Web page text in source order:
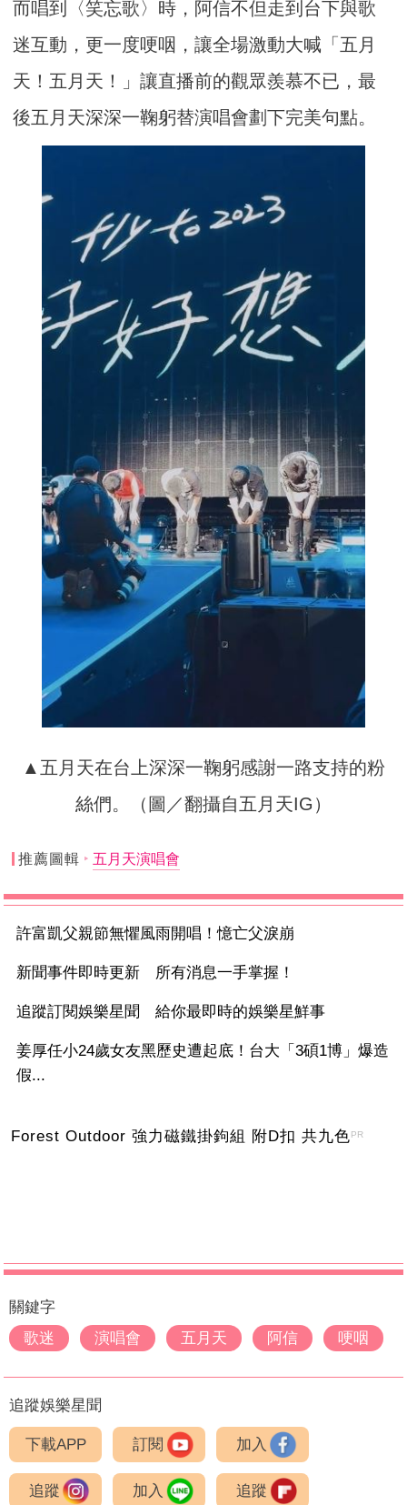
而唱到〈笑忘歌〉時，阿信不但走到台下與歌
迷互動，更一度哽咽，讓全場激動大喊「五月
天！五月天！」讓直播前的觀眾羨慕不已，最
後五月天深深一鞠躬替演唱會劃下完美句點。
▲五月天在台上深深一鞠躬感謝一路支持的粉
絲們。（圖／翻攝自五月天IG）
推薦圖輯 五月天演唱會
許富凱父親節無懼風雨開唱！憶亡父淚崩
新聞事件即時更新 所有消息一手掌握！
追蹤訂閱娛樂星聞 給你最即時的娛樂星鮮事
姜厚任小24歲女友黑歷史遭起底！台大「3碩1博」爆造
假...
Forest Outdoor 強力磁鐵掛鉤組 附D扣 共九色PR
關鍵字
歌迷
演唱會 五月天 阿信 哽咽
追蹤娛樂星聞
下載APP 訂閱 加入
追蹤 加入 追蹤